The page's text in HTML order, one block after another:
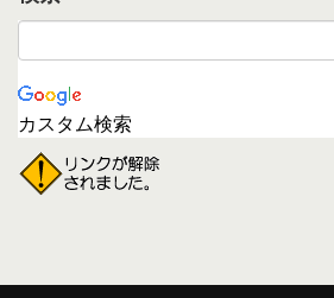
カスタム検索